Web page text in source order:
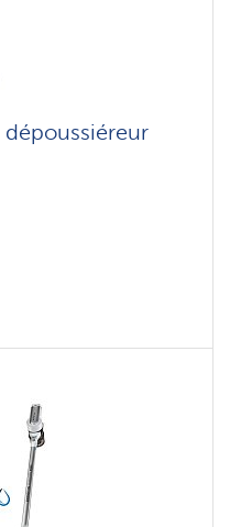
dépoussiéreur